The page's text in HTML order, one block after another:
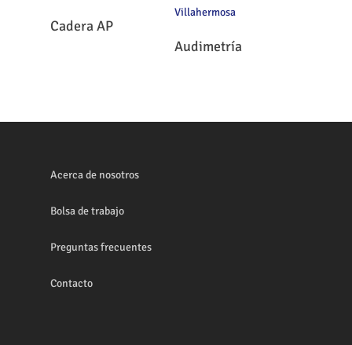
Leer Más
Cadera AP
Leer Más
Audimetría
Acerca de nosotros
Bolsa de trabajo
Preguntas frecuentes
Contacto